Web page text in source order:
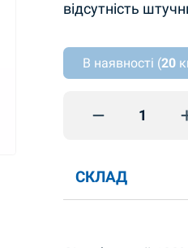
відсутність
В наявності (20
Сік яблучний
СКЛАД